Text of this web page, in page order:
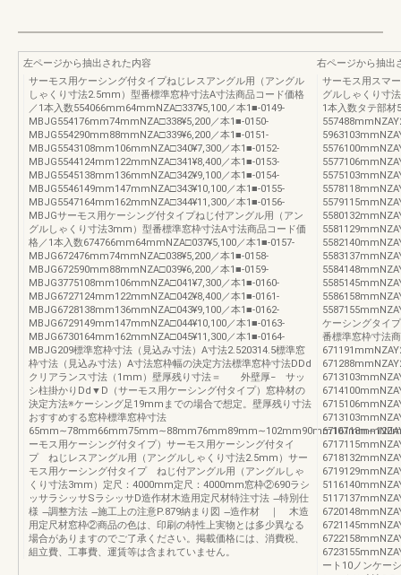
左ページから抽出された内容
サーモス用ケーシング付タイプねじレスアングル用（アングル
しゃくり寸法2.5mm）型番標準窓枠寸法A寸法商品コード価格
／1本入数554066mm64mmNZA□337¥5,100／本1■-0149-
MBJG554176mm74mmNZA□338¥5,200／本1■-0150-
MBJG554290mm88mmNZA□339¥6,200／本1■-0151-
MBJG5543108mm106mmNZA□340¥7,300／本1■-0152-
MBJG5544124mm122mmNZA□341¥8,400／本1■-0153-
MBJG5545138mm136mmNZA□342¥9,100／本1■-0154-
MBJG5546149mm147mmNZA□343¥10,100／本1■-0155-
MBJG5547164mm162mmNZA□344¥11,300／本1■-0156-
MBJGサーモス用ケーシング付タイプねじ付アングル用（アン
グルしゃくり寸法3mm）型番標準窓枠寸法A寸法商品コード価
格／1本入数674766mm64mmNZA□037¥5,100／本1■-0157-
MBJG672476mm74mmNZA□038¥5,200／本1■-0158-
MBJG672590mm88mmNZA□039¥6,200／本1■-0159-
MBJG3775108mm106mmNZA□041¥7,300／本1■-0160-
MBJG6727124mm122mmNZA□042¥8,400／本1■-0161-
MBJG6728138mm136mmNZA□043¥9,100／本1■-0162-
MBJG6729149mm147mmNZA□044¥10,100／本1■-0163-
MBJG6730164mm162mmNZA□045¥11,300／本1■-0164-
MBJG209標準窓枠寸法（見込み寸法）A寸法2.520314.5標準窓
枠寸法（見込み寸法）A寸法窓枠幅の決定方法標準窓枠寸法DDd
クリアランス寸法（1mm）壁厚残り寸法＝ 外壁厚− サッ
シ柱掛かりDd▼D（サーモス用ケーシング付タイプ）窓枠材の
決定方法※ケーシング足19mmまでの場合で想定。壁厚残り寸法
おすすめする窓枠標準窓枠寸法
ーモス用ケーシング付タイプ）サーモス用ケーシング付タイ
プ ねじレスアングル用（アングルしゃくり寸法2.5mm）サー
モス用ケーシング付タイプ ねじ付アングル用（アングルしゃ
くり寸法3mm）定尺：4000mm定尺：4000mm窓枠②690ラシ
ッサラシッサSラシッサD造作材木造用定尺材特注寸法 ̶特別仕
様 ̶調整方法 ̶施工上の注意P.879納まり図 ̶造作材 ｜ 木造
用定尺材窓枠②商品の色は、印刷の特性上実物とは多少異なる
場合がありますのでご了承ください。掲載価格には、消費税、
組立費、工事費、運賃等は含まれていません。
右ページから抽出
サーモス用スマ
グルしゃくり寸
1本入数タテ部材
ケーシングタイ
番標準窓枠寸法
ート10ノンケー